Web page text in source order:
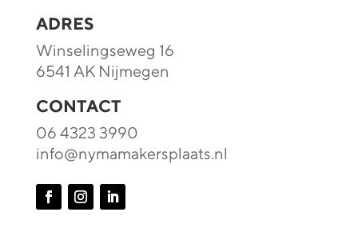
ADRES
Winselingseweg 16
6541 AK Nijmegen
CONTACT
06 4323 3990
info@nymamakersplaats.nl